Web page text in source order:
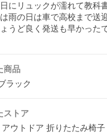
にリュックが濡れて教科
雨の日は車で高校まで送
うど良く発送も早かったで
商品
ラック
ストア
アウトドア 折りたたみ椅子